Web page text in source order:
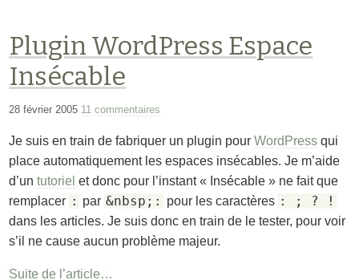
Plugin WordPress Espace
Insécable
28 février 2005 11 commentaires
Je suis en train de fabriquer un plugin pourWordPress qui
place automatiquement les espaces insécables. Je m’aide
d’untutoriel et donc pour l’instant « Insécable » ne fait que
remplacer : par &nbsp;: pour les caractères : ; ? !
dans les articles. Je suis donc en train de le tester, pour voir
s’il ne cause aucun problème majeur.
Suite de l’article…